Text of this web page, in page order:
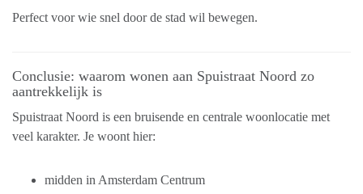
Perfect voor wie snel door de stad wil bewegen.
Conclusie: waarom wonen aan Spuistraat Noord zo
aantrekkelijk is
Spuistraat Noord is een bruisende en centrale woonlocatie met
veel karakter. Je woont hier:
midden in Amsterdam Centrum